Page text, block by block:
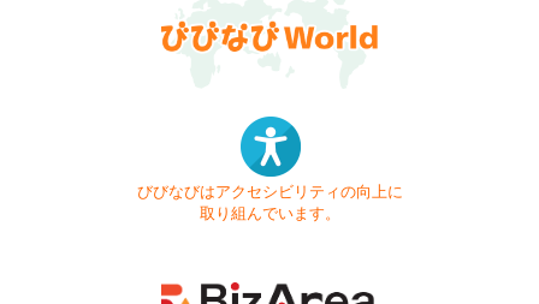
びびなびはアクセシビリティの向上に
取り組んでいます。